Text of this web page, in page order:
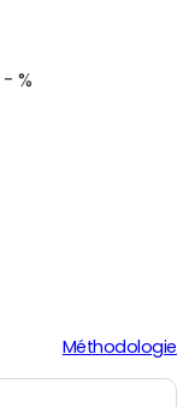
- %
Méthodologie